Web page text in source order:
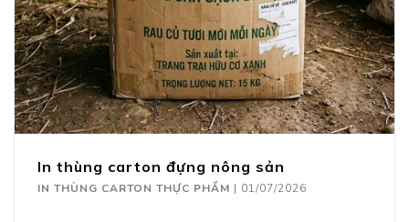
In thùng carton đựng nông sản
IN THÙNG CARTON THỰC PHẨM | 01/07/2026